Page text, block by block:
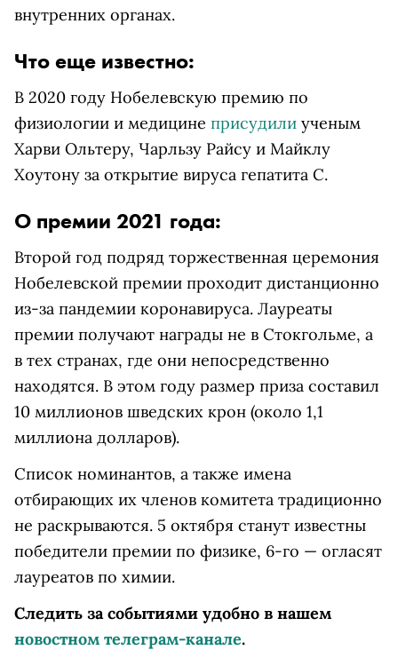
внутренних органах.
Что еще известно:
В 2020 году Нобелевскую премию по
физиологии и медицине присудили ученым
Харви Ольтеру, Чарльзу Райсу и Майклу
Хоутону за открытие вируса гепатита С.
О премии 2021 года:
Второй год подряд торжественная церемония
Нобелевской премии проходит дистанционно
из-за пандемии коронавируса. Лауреаты
премии получают награды не в Стокгольме, а
в тех странах, где они непосредственно
находятся. В этом году размер приза составил
10 миллионов шведских крон (около 1,1
миллиона долларов).
Список номинантов, а также имена
отбирающих их членов комитета традиционно
не раскрываются. 5 октября станут известны
победители премии по физике, 6-го — огласят
лауреатов по химии.
Следить за событиями удобно в нашем
новостном телеграм-канале.